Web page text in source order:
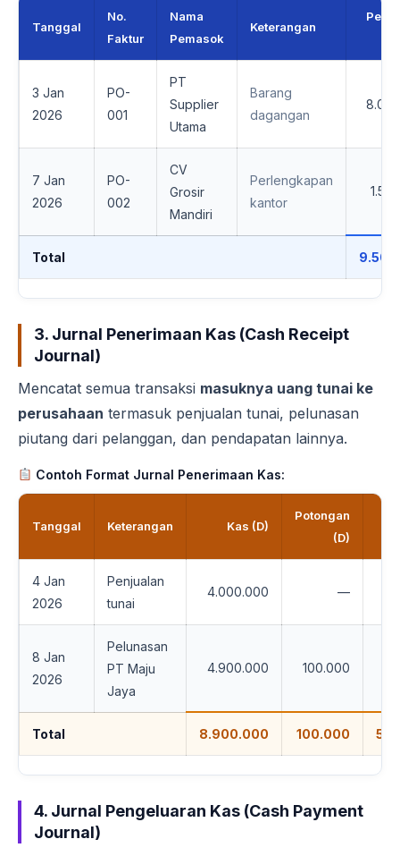
Tanggal
No.
Faktur
Nama
Pemasok
Keterangan
3 Jan
2026
PO-
001
PT
Supplier
Utama
Barang
dagangan
7 Jan
2026
PO-
002
CV
Grosir
Mandiri
Perlengkapan
kantor
Total
3. Jurnal Penerimaan Kas (Cash Receipt
Journal)
Mencatat semua transaksi masuknya uang tunai ke
perusahaan termasuk penjualan tunai, pelunasan
piutang dari pelanggan, dan pendapatan lainnya.
Contoh Format Jurnal Penerimaan Kas:
Tanggal Keterangan Kas (D)
Potongan
(D)
4 Jan
2026
Penjualan
tunai
4.000.000 —
8 Jan
2026
Pelunasan
PT Maju
Jaya
4.900.000 100.000
Total 8.900.000 100.000
4. Jurnal Pengeluaran Kas (Cash Payment
Journal)